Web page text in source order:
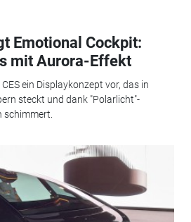
Emotional Cockpit:
mit Aurora-Effekt
ein Displaykonzept vor, das in
steckt und dank "Polarlicht"-
schimmert.